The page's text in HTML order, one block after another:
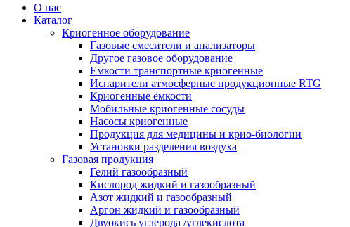
О нас
Каталог
Криогенное оборудование
Газовые смесители и анализаторы
Другое газовое оборудование
Емкости транспортные криогенные
Испарители атмосферные продукционные RTG
Криогенные ёмкости
Мобильные криогенные сосуды
Насосы криогенные
Продукция для медицины и крио-биологии
Установки разделения воздуха
Газовая продукция
Гелий газообразный
Кислород жидкий и газообразный
Азот жидкий и газообразный
Аргон жидкий и газообразный
Двуокись углерода /углекислота